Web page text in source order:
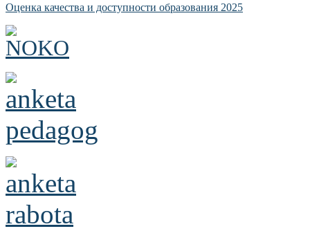
Оценка качества и доступности образования 2025